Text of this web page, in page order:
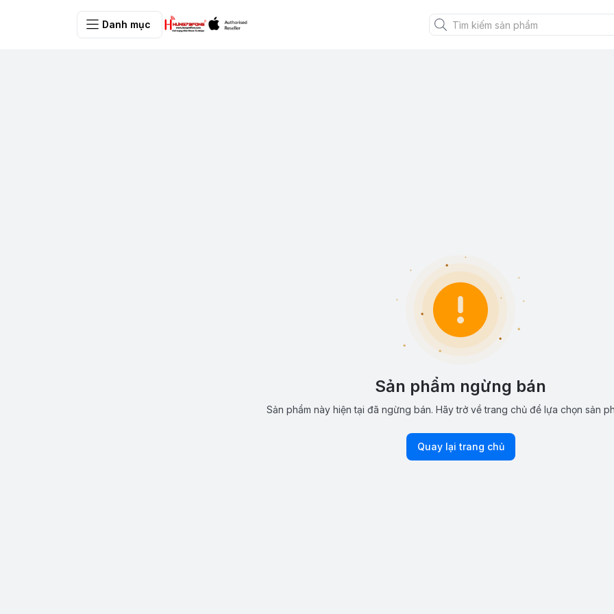
Danh mục
Sản phẩm ngừng bán
Sản phẩm này hiện tại đã ngừng bán. Hãy trở về trang chủ để lựa chọn sản
Quay lại trang chủ